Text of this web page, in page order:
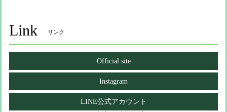
Link リンク
Official site
Instagram
LINE公式アカウント